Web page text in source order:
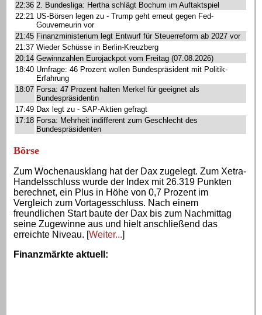
22:36 2. Bundesliga: Hertha schlägt Bochum im Auftaktspiel
22:21 US-Börsen legen zu - Trump geht erneut gegen Fed-
Gouverneurin vor
21:45 Finanzministerium legt Entwurf für Steuerreform ab 2027 vor
21:37 Wieder Schüsse in Berlin-Kreuzberg
20:14 Gewinnzahlen Eurojackpot vom Freitag (07.08.2026)
18:40 Umfrage: 46 Prozent wollen Bundespräsident mit Politik-
Erfahrung
18:07 Forsa: 47 Prozent halten Merkel für geeignet als
Bundespräsidentin
17:49 Dax legt zu - SAP-Aktien gefragt
17:18 Forsa: Mehrheit indifferent zum Geschlecht des
Bundespräsidenten
Börse
Zum Wochenausklang hat der Dax zugelegt. Zum Xetra-
Handelsschluss wurde der Index mit 26.319 Punkten
berechnet, ein Plus in Höhe von 0,7 Prozent im
Vergleich zum Vortagesschluss. Nach einem
freundlichen Start baute der Dax bis zum Nachmittag
seine Zugewinne aus und hielt anschließend das
erreichte Niveau. [Weiter...]
Finanzmärkte aktuell :